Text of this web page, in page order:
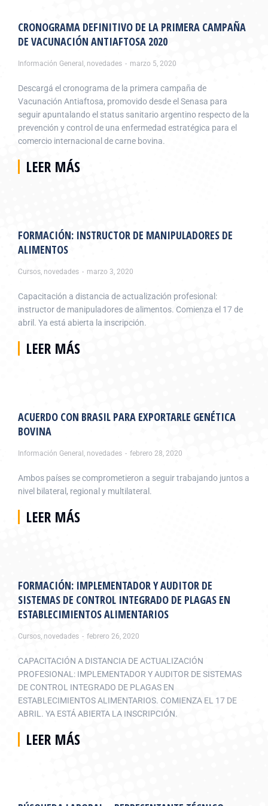
CRONOGRAMA DEFINITIVO DE LA PRIMERA CAMPAÑA
DE VACUNACIÓN ANTIAFTOSA 2020
Información General , novedades marzo 5, 2020
Descargá el cronograma de la primera campaña de
Vacunación Antiaftosa, promovido desde el Senasa para
seguir apuntalando el status sanitario argentino respecto de la
prevención y control de una enfermedad estratégica para el
comercio internacional de carne bovina.
LEER MÁS
FORMACIÓN: INSTRUCTOR DE MANIPULADORES DE
ALIMENTOS
Cursos, novedades marzo 3, 2020
Capacitación a distancia de actualización profesional:
instructor de manipuladores de alimentos. Comienza el 17 de
abril. Ya está abierta la inscripción.
LEER MÁS
ACUERDO CON BRASIL PARA EXPORTARLE GENÉTICA
BOVINA
Información General , novedades febrero 28, 2020
Ambos países se comprometieron a seguir trabajando juntos a
nivel bilateral, regional y multilateral.
LEER MÁS
FORMACIÓN: IMPLEMENTADOR Y AUDITOR DE
SISTEMAS DE CONTROL INTEGRADO DE PLAGAS EN
ESTABLECIMIENTOS ALIMENTARIOS
Cursos, novedades febrero 26, 2020
CAPACITACIÓN A DISTANCIA DE ACTUALIZACIÓN
PROFESIONAL: IMPLEMENTADOR Y AUDITOR DE SISTEMAS
DE CONTROL INTEGRADO DE PLAGAS EN
ESTABLECIMIENTOS ALIMENTARIOS. COMIENZA EL 17 DE
ABRIL. YA ESTÁ ABIERTA LA INSCRIPCIÓN.
LEER MÁS